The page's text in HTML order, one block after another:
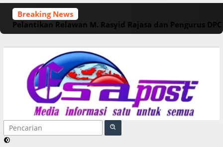
Langsung
konten
Breaking News
Pelantikan Relawan M. Rasyid Rajasa dan Pengurus